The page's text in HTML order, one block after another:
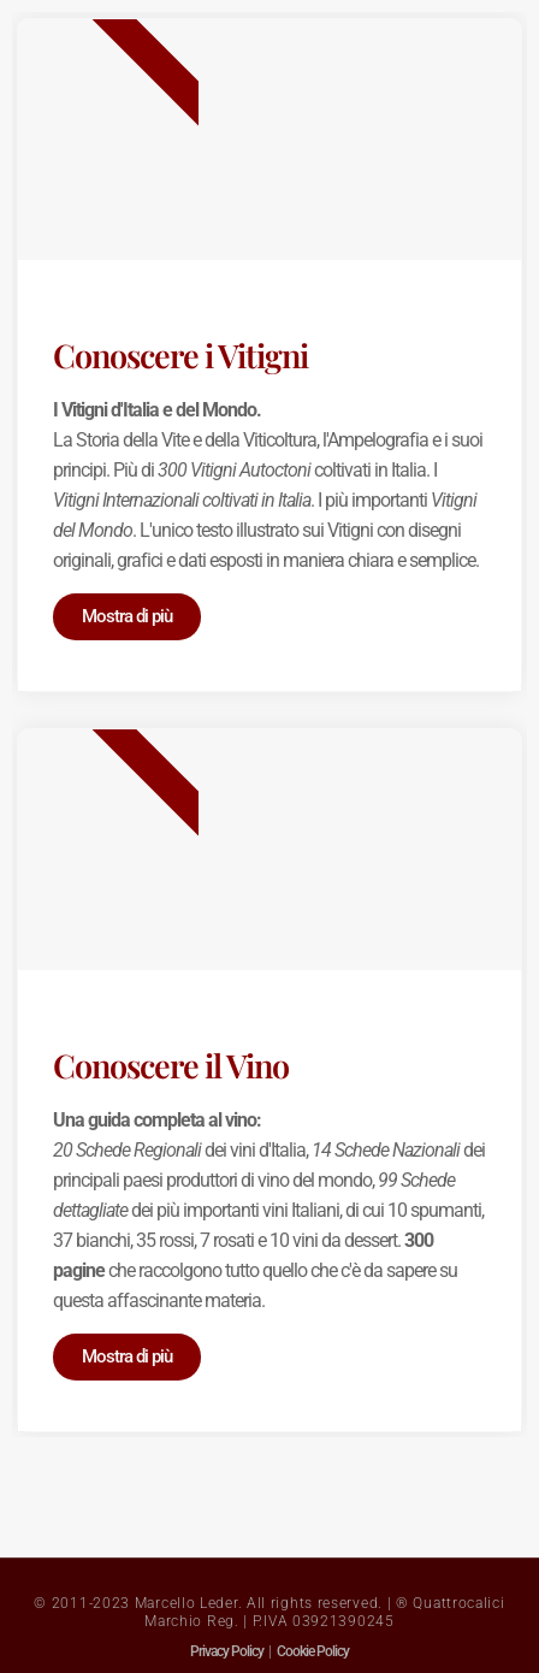
Conoscere i Vitigni
I Vitigni d'Italia e del Mondo.
La Storia della Vite e della Viticoltura, l'Ampelografia e i suoi
principi. Più di300 Vitigni Autoctonicoltivati in Italia. I
Vitigni Internazionali coltivati in Italia. I più importanti Vitigni
del Mondo. L'unico testo illustrato sui Vitigni con disegni
originali, grafici e dati esposti in maniera chiara e semplice.
Mostra di più
NUOVA USCITA
Conoscere il Vino
Una guida completa al vino:
20 Schede Regionalidei vini d'Italia, 14 Schede Nazionalidei
principali paesi produttori di vino del mondo,99 Schede
dettagliatedei più importanti vini Italiani, di cui 10 spumanti,
37 bianchi, 35 rossi, 7 rosati e 10 vini da dessert.300
pagineche raccolgono tutto quello che c'è da sapere su
questa affascinante materia.
Mostra di più
BEST SELLER
© 2011-2023 Marcello Leder. All rights reserved. | ® Quattrocalici
Marchio Reg. | P.IVA 03921390245
Privacy Policy|Cookie Policy